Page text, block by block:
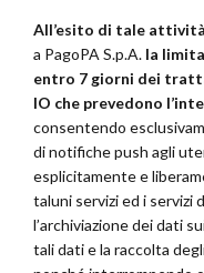
All’esito di tale
a PagoPA S.p.A. la
entro 7 giorni dei
IO che prevedono
consentendo
di notifiche push agli
esplicitamente e
taluni servizi ed i servizi
l’archiviazione dei dati
tali dati e la raccolta